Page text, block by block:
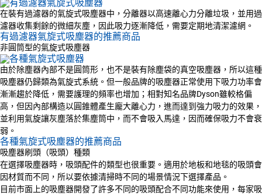
在裝有過濾器的氣旋式吸塵器中，分離器以高速離心力分離垃圾，並用過
濾器收集剩餘的微細灰塵，因此吸力逐漸降低，需要定期地清潔濾網。
有過濾器氣旋式吸塵器的推薦商品
非圓筒型的氣旋式吸塵器
由於除塵器內部不是圓筒形，也不是裝有除塵袋的真空吸塵器，所以這種
吸塵器仍歸類為氣旋式系統。但一般品牌的吸塵器正常使用下吸力功率會
漸漸趨於降低，需要護理的頻率也增加；相對知名品牌Dyson雖較格偏
高，但因內部構造以圓錐體產生龐大離心力，進而達到強力吸力的效果，
並利用氣旋讓灰塵落於集塵筒中，而不會吸入馬達，因而確保吸力不會衰
弱。
各種氣旋式吸塵器的推薦商品
吸塵器刷頭（吸頭）種類
在選擇吸塵器時，吸頭配件的類型也很重要。適用於地板和地毯的吸頭會
因材質而不同，所以要依據清掃時不同的場景情況下選擇產品。
目前市面上的吸塵器開發了許多不同的吸頭配合不同功能來使用，每家吸